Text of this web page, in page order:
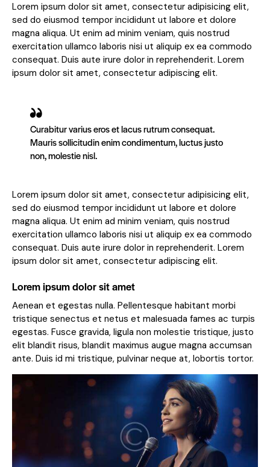
Lorem ipsum dolor sit amet, consectetur adipisicing elit,
sed do eiusmod tempor incididunt ut labore et dolore
magna aliqua. Ut enim ad minim veniam, quis nostrud
exercitation ullamco laboris nisi ut aliquip ex ea commodo
consequat. Duis aute irure dolor in reprehenderit. Lorem
ipsum dolor sit amet, consectetur adipiscing elit.
Curabitur varius eros et lacus rutrum consequat.
Mauris sollicitudin enim condimentum, luctus justo
non, molestie nisl.
Lorem ipsum dolor sit amet, consectetur adipisicing elit,
sed do eiusmod tempor incididunt ut labore et dolore
magna aliqua. Ut enim ad minim veniam, quis nostrud
exercitation ullamco laboris nisi ut aliquip ex ea commodo
consequat. Duis aute irure dolor in reprehenderit. Lorem
ipsum dolor sit amet, consectetur adipiscing elit.
Lorem ipsum dolor sit amet
Aenean et egestas nulla. Pellentesque habitant morbi
tristique senectus et netus et malesuada fames ac turpis
egestas. Fusce gravida, ligula non molestie tristique, justo
elit blandit risus, blandit maximus augue magna accumsan
ante. Duis id mi tristique, pulvinar neque at, lobortis tortor.